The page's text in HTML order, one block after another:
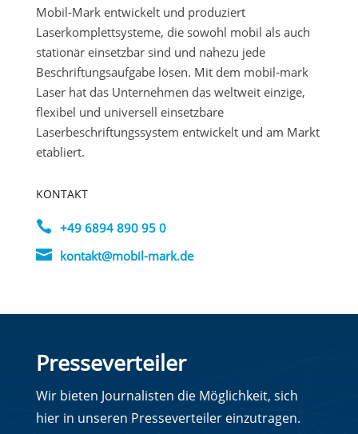
Mobil-Mark entwickelt und produziert
Laserkomplettsysteme, die sowohl mobil als auch
stationär einsetzbar sind und nahezu jede
Beschriftungsaufgabe lösen. Mit dem mobil-mark
Laser hat das Unternehmen das weltweit einzige,
flexibel und universell einsetzbare
Laserbeschriftungssystem entwickelt und am Markt
etabliert.
KONTAKT
 +49 6894 890 95 0
 kontakt@mobil-mark.de
Presseverteiler
Wir bieten Journalisten die Möglichkeit, sich
hier in unseren Presseverteiler einzutragen.